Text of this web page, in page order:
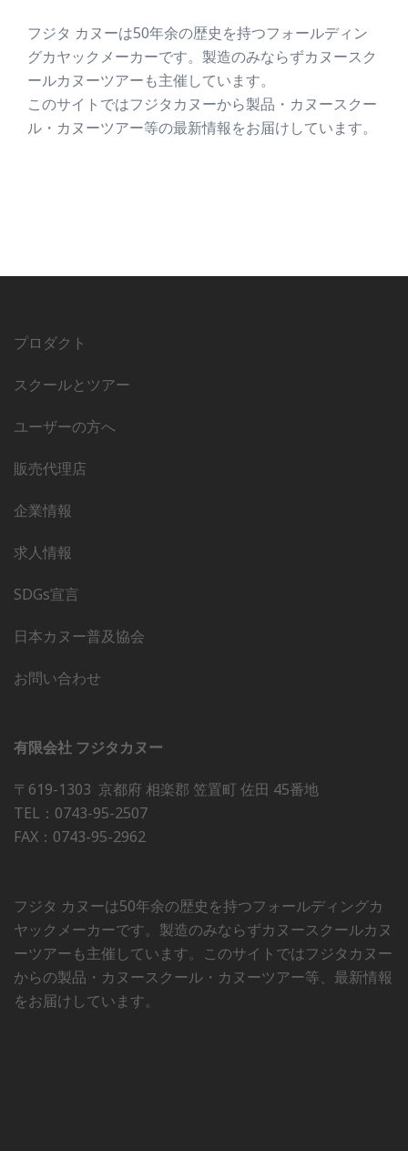
フジタ カヌーは50年余の歴史を持つフォールディン
グカヤックメーカーです。製造のみならずカヌースク
ールカヌーツアーも主催しています。
このサイトではフジタカヌーから製品・カヌースクー
ル・カヌーツアー等の最新情報をお届けしています。
プロダクト
スクールとツアー
ユーザーの方へ
販売代理店
企業情報
求人情報
SDGs宣言
日本カヌー普及協会
お問い合わせ
有限会社 フジタカヌー
〒619-1303 京都府 相楽郡 笠置町 佐田 45番地
TEL：0743-95-2507
FAX：0743-95-2962
フジタ カヌーは50年余の歴史を持つフォールディングカ
ヤックメーカーです。製造のみならずカヌースクールカヌ
ーツアーも主催しています。このサイトではフジタカヌー
からの製品・カヌースクール・カヌーツアー等、最新情報
をお届けしています。